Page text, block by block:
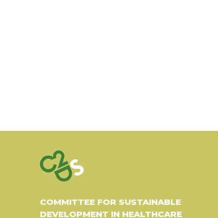
COMMITTEE FOR SUSTAINABLE
DEVELOPMENT IN HEALTHCARE